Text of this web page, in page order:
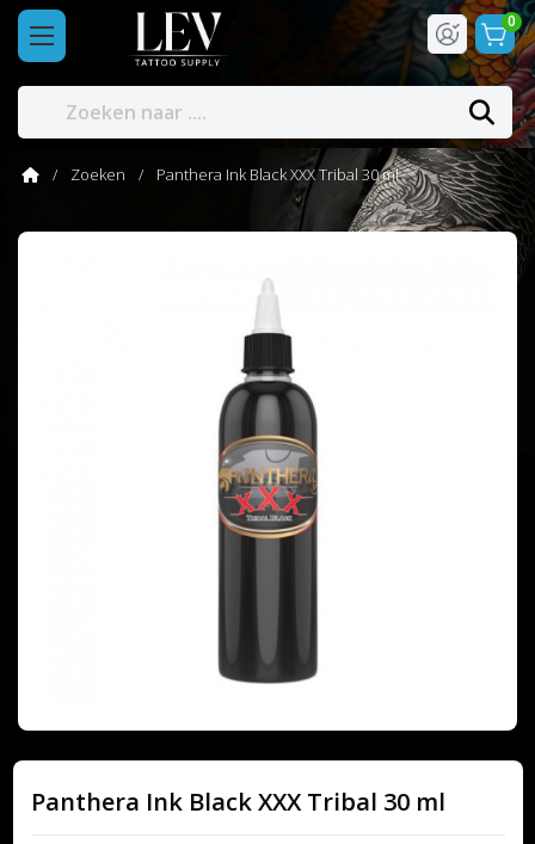
0
Zoeken Panthera Ink Black XXX Tribal 30 ml
Panthera Ink Black XXX Tribal 30 ml